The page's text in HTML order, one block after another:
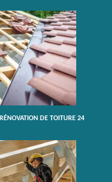
RÉNOVATION DE TOITURE 24